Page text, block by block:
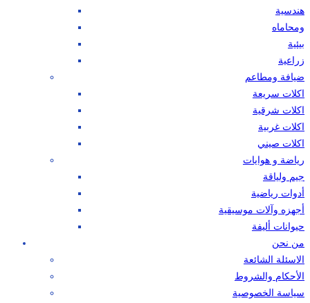
هندسية
ومحاماه
بيئية
زراعية
ضيافة ومطاعم
اكلات سريعة
اكلات شرقية
اكلات غربية
اكلات صيني
رياضة و هوايات
جيم ولياقة
أدوات رياضية
أجهزه وآلات موسيقية
حيوانات أليفة
من نحن
الاسئلة الشائعة
الأحكام والشروط
سياسة الخصوصية